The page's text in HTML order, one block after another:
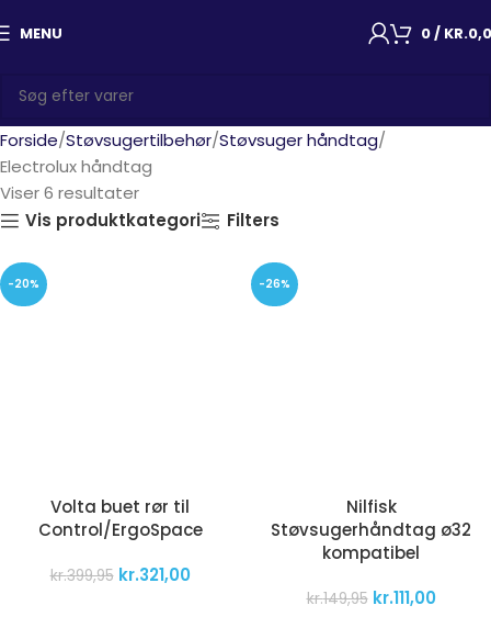
MENU 0/ KR.
Forside Støvsugertilbehør Støvsuger håndtag
Electrolux håndtag
Viser 6 resultater
Vis produktkategori
Filters
-20%
Volta buet rør til
Control/ErgoSpace
kr.399,95 kr.321,00
-26%
Nilfisk
Støvsugerhåndtag ø32
kompatibel
kr.149,95 kr.111,00